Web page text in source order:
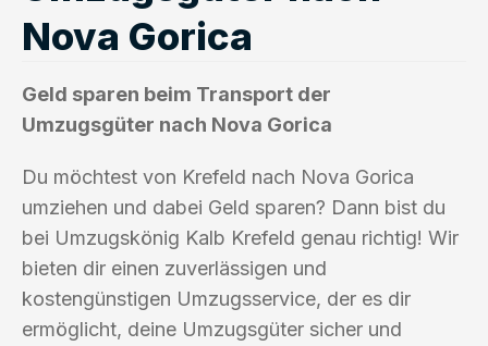
Nova Gorica
Geld sparen beim Transport der
Umzugsgüter nach Nova Gorica
Du möchtest von Krefeld nach Nova Gorica
umziehen und dabei Geld sparen? Dann bist du
bei Umzugskönig Kalb Krefeld genau richtig! Wir
bieten dir einen zuverlässigen und
kostengünstigen Umzugsservice, der es dir
ermöglicht, deine Umzugsgüter sicher und